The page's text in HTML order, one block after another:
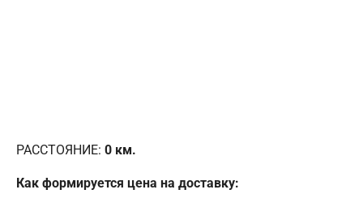
РАССТОЯНИЕ: 0 км.
Как формируется цена на доставку: